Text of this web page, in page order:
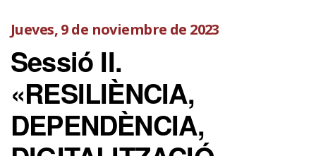
Jueves, 9 de noviembre de 2023
Sessió II.
«RESILIÈNCIA,
DEPENDÈNCIA,